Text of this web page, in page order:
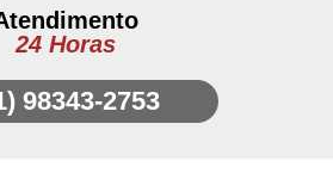
24 Horas
98343-2753